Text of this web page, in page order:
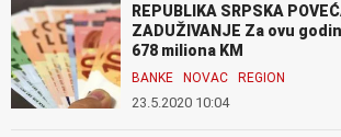
REPUBLIKA SRPSKA
ZADUŽIVANJE Za ovu
678 miliona KM
BANKE NOVAC REGION
23.5.2020 10:04